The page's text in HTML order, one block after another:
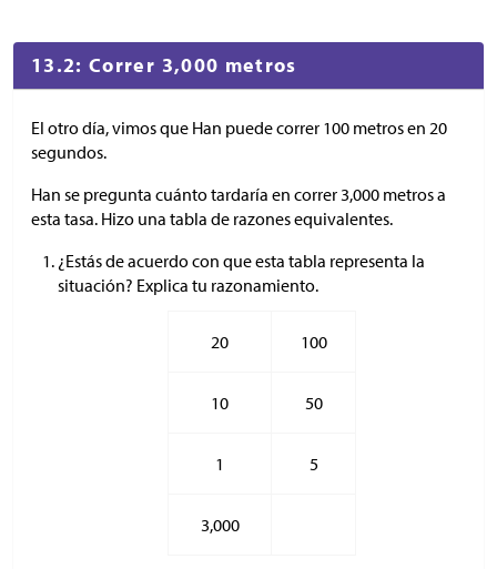
13.2: Correr 3,000 metros
El otro día, vimos que Han puede correr 100 metros en 20
segundos.
Han se pregunta cuánto tardaría en correr 3,000 metros a
esta tasa. Hizo una tabla de razones equivalentes.
¿Estás de acuerdo con que esta tabla representa la
situación? Explica tu razonamiento.
20 100
10 50
1 5
3,000